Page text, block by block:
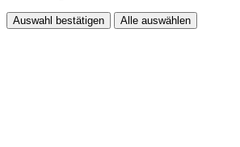
Auswahl bestätigen Alle auswählen